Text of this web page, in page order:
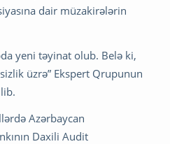
dair müzakirələrin
yeni təyinat olub. Belə ki,
üzrə” Ekspert Qrupunun
Azərbaycan
Daxili Audit